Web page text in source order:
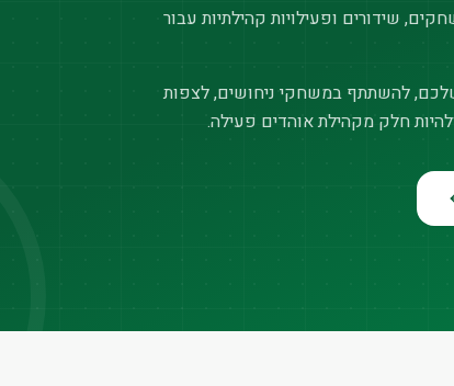
שידורים ופעילויות קהילתיות עבור
להשתתף במשחקי ניחושים, לצפות
חלק מקהילת אוהדים פעילה.